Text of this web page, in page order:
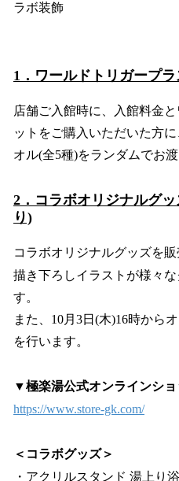
ラボ装飾
1．ワールドトリガープ
店舗ご入館時に、入館料金
ットをご購入いただいた方
オル(全5種)をランダムでお渡
2．コラボオリジナルグ
り)
コラボオリジナルグッズを販
描き下ろしイラストが様々
す。
また、10月3日(木)16時から
を行います。
▼極楽湯公式オンラインショ
https://www.store-gk.com/
＜コラボグッズ＞
・アクリルスタンド 湯上り